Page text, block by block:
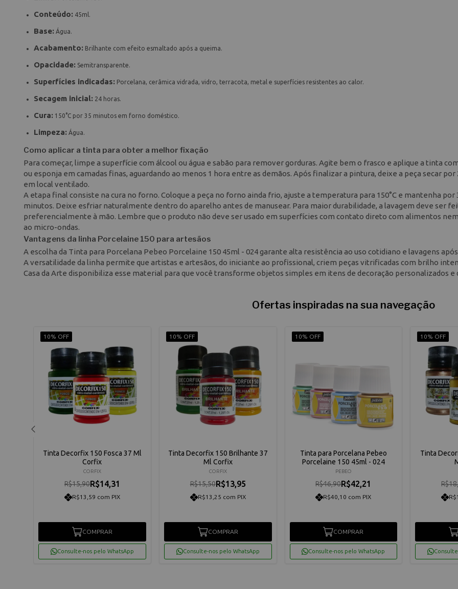
Conteúdo: 45ml.
Base: Água.
Acabamento: Brilhante com efeito esmaltado após a queima.
Opacidade: Semitransparente.
Superfícies indicadas: Porcelana, cerâmica vidrada, vidro, terracota, metal e superfícies resistentes ao calor.
Secagem inicial: 24 horas.
Cura: 150°C por 35 minutos em forno doméstico.
Limpeza: Água.
Como aplicar a tinta para obter a melhor fixação
Para começar, limpe a superfície com álcool ou água e sabão para remover gorduras. Agite bem o frasco e aplique a tinta
ou esponja em camadas finas, aguardando ao menos 1 hora entre as demãos. Após finalizar a pintura, deixe a peça secar por
em local ventilado.
A etapa final consiste na cura no forno. Coloque a peça no forno ainda frio, ajuste a temperatura para 150°C e mantenha por
minutos. Deixe esfriar naturalmente dentro do aparelho antes de manusear. Para maior durabilidade, a lavagem deve ser
preferencialmente à mão. Lembre que o produto não deve ser usado em superfícies com contato direto com alimentos
ao micro-ondas.
Vantagens da linha Porcelaine 150 para artesãos
A escolha da Tinta para Porcelana Pebeo Porcelaine 150 45ml - 024 garante alta resistência ao uso cotidiano e lavagens após
A versatilidade da linha permite que artistas e artesãos, do iniciante ao profissional, criem peças vitrificadas com brilho
Casa da Arte disponibiliza esse material para que você transforme objetos simples em itens de decoração personalizados e
Ofertas inspiradas na sua navegação
10% OFF
Tinta Decorfix 150 Fosca 37 Ml
Corfix
CORFIX
R$15,90R$14,31
R$13,59 com PIX
COMPRAR
Consulte-nos pelo WhatsApp
10% OFF
Tinta Decorfix 150 Brilhante 37
Ml Corfix
CORFIX
R$15,50R$13,95
R$13,25 com PIX
COMPRAR
Consulte-nos pelo WhatsApp
10% OFF
Tinta para Porcelana Pebeo
Porcelaine 150 45ml - 024
PEBEO
R$46,90R$42,21
R$40,10 com PIX
COMPRAR
Consulte-nos pelo WhatsApp
10% OFF
Tinta